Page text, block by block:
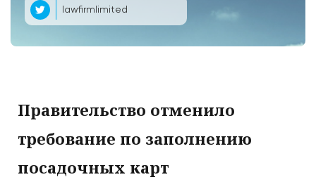
lawfirmlimited
Правительство отменило
требование по заполнению
посадочных карт